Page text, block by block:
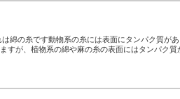
綿の糸です動物系の糸には表面にタンパク質があ
すが、植物系の綿や麻の糸の表面にはタンパク質